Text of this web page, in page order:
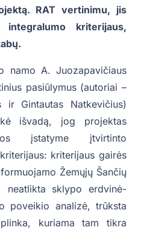
RAT vertinimu, jis
integralumo kriterijaus,
namo A. Juozapavičiaus
pasiūlymus (autoriai –
ir Gintautas Natkevičius)
išvadą, jog projektas
įstatyme įtvirtinto
kriterijaus gairės
Žemųjų Šančių
neatlikta sklypo erdvinė-
poveikio analizė, trūksta
kuriama tam tikra